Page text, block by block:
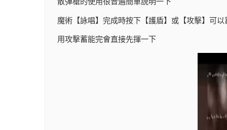
魔術【詠唱】完成時按下【護盾】或【攻擊】可以
用攻擊蓄能完會直接先揮一下